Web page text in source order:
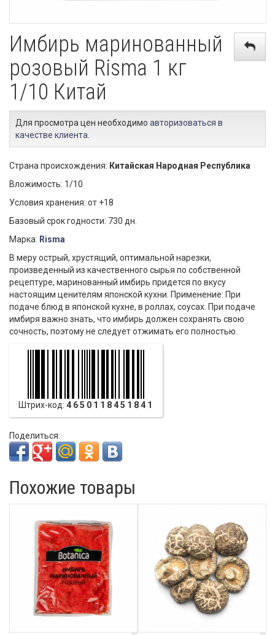
Имбирь маринованный
розовый Risma 1 кг
1/10 Китай
Для просмотра цен необходимо авторизоваться в
качестве клиента
Страна происхождения: Китайская Народная Республика
Вложимость: 1/10
Условия хранения: от +18
Базовый срок годности: 730 дн.
Марка: Risma
В меру острый, хрустящий, оптимальной нарезки,
произведенный из качественного сырья по собственной
рецептуре, маринованный имбирь придется по вкусу
настоящим ценителям японской кухни. Применение: При
подаче блюд в японской кухне, в роллах, соусах. При подаче
имбиря важно знать, что имбирь должен сохранять свою
сочность, поэтому не следует отжимать его полностью.
Штрих-код: 4650118451841
Поделиться:
Похожие товары